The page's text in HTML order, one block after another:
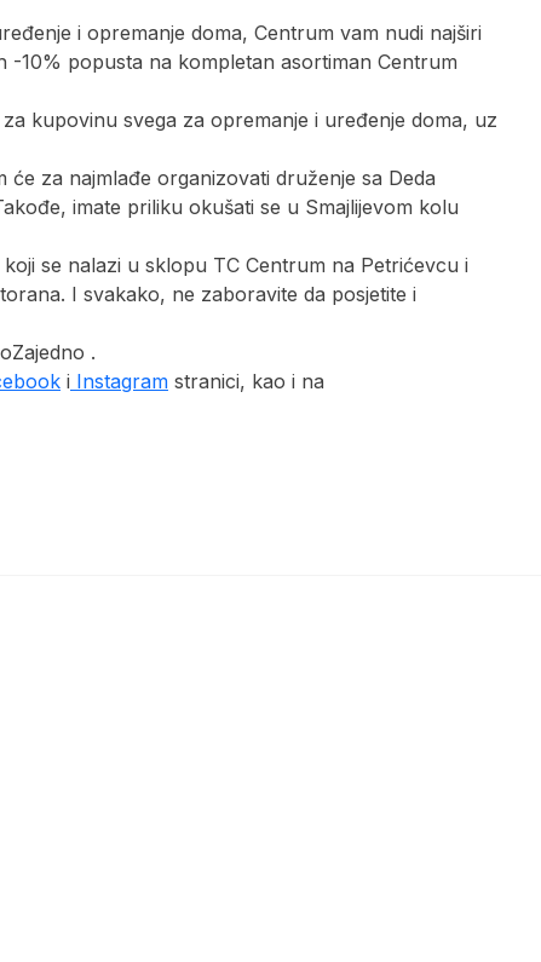
i opremanje doma, Centrum vam nudi najširi
10% popusta na kompletan asortiman Centrum
kupovinu svega za opremanje i uređenje doma, uz
za najmlađe organizovati druženje sa Deda
imate priliku okušati se u Smajlijevom kolu
koji se nalazi u sklopu TC Centrum na Petrićevcu i
I svakako, ne zaboravite da posjetite i
.
i Instagram stranici, kao i na